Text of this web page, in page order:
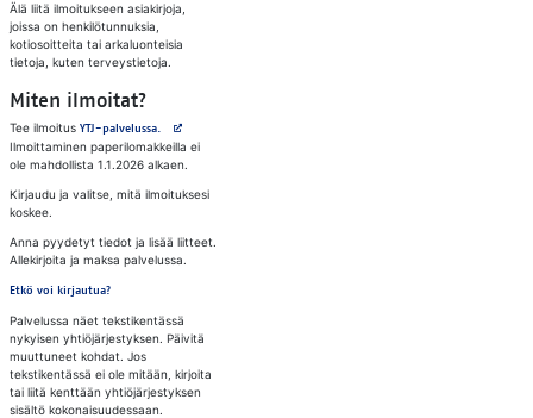
Älä liitä ilmoitukseen asiakirjoja,
joissa on henkilötunnuksia,
kotiosoitteita tai arkaluonteisia
tietoja, kuten terveystietoja.
Miten ilmoitat?
Tee ilmoitus YTJ-palvelussa. Avautuu uuteen välilehteen
Ilmoittaminen paperilomakkeilla ei
ole mahdollista 1.1.2026 alkaen.
Kirjaudu ja valitse, mitä ilmoituksesi
koskee.
Anna pyydetyt tiedot ja lisää liitteet.
Allekirjoita ja maksa palvelussa.
Etkö voi kirjautua?
Palvelussa näet tekstikentässä
nykyisen yhtiöjärjestyksen. Päivitä
muuttuneet kohdat. Jos
tekstikentässä ei ole mitään, kirjoita
tai liitä kenttään yhtiöjärjestyksen
sisältö kokonaisuudessaan.